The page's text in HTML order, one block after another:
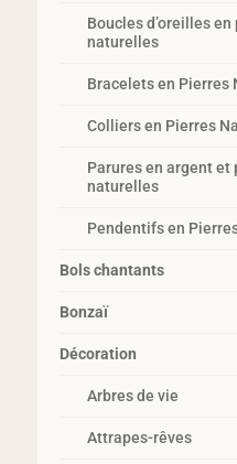
Boucles d’oreilles en
naturelles
Bracelets en Pierres
Colliers en Pierres
Parures en argent et
naturelles
Pendentifs en
Bols chantants
Bonzaï
Décoration
Arbres de vie
Attrapes-rêves